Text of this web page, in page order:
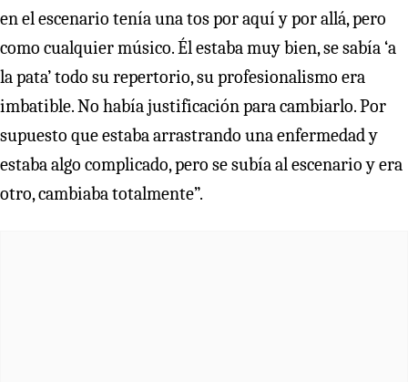
en el escenario tenía una tos por aquí y por allá, pero
como cualquier músico. Él estaba muy bien, se sabía ‘a
la pata’ todo su repertorio, su profesionalismo era
imbatible. No había justificación para cambiarlo. Por
supuesto que estaba arrastrando una enfermedad y
estaba algo complicado, pero se subía al escenario y era
otro, cambiaba totalmente”.